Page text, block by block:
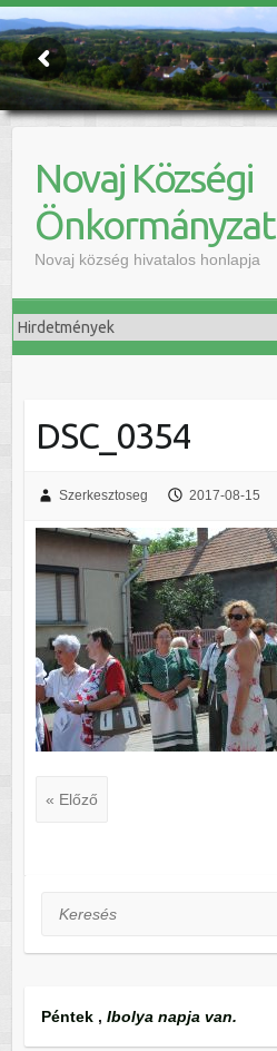
Novaj Községi
Önkormányzat
Novaj község hivatalos honlapja
DSC_0354
Szerkesztoseg 2017-08-15
« Előző
Keresés
Péntek , Ibolya napja van.